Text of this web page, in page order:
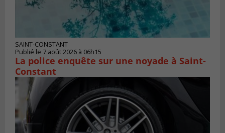
SAINT-CONSTANT
Publié le 7 août 2026 à 06h15
La police enquête sur une noyade à Saint-
Constant